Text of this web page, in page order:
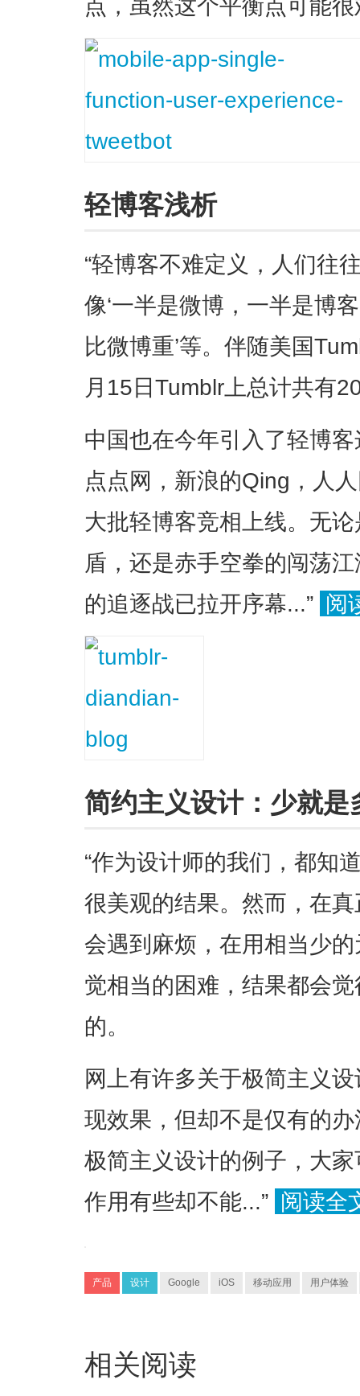
点，虽然这个平衡点可能
轻博客浅析
“轻博客不难定义，人们往
像‘一半是微博，一半是博客
比微博重’等。伴随美国
月15日Tumblr上总计共有
中国也在今年引入了轻博
点点网，新浪的Qing，人
大批轻博客竞相上线。无
盾，还是赤手空拳的闯荡
的追逐战已拉开序幕...” 阅
简约主义设计：少就是
“作为设计师的我们，都知
很美观的结果。然而，在
会遇到麻烦，在用相当少
觉相当的困难，结果都会
的。
网上有许多关于极简主义
现效果，但却不是仅有的
极简主义设计的例子，大
作用有些却不能...” 阅读全
产品 设计 Google iOS 移动应用 用户体验
相关阅读